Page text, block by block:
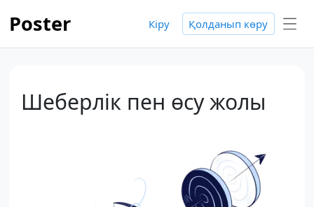
Poster Кіру Қолданып көру
Шеберлік пен өсу жолы